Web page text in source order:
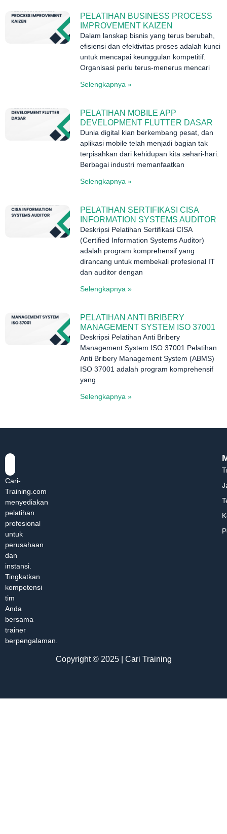
PELATIHAN BUSINESS PROCESS
IMPROVEMENT KAIZEN
Dalam lanskap bisnis yang terus berubah,
efisiensi dan efektivitas proses adalah kunci
untuk mencapai keunggulan kompetitif.
Organisasi perlu terus-menerus mencari
Selengkapnya »
PELATIHAN MOBILE APP
DEVELOPMENT FLUTTER DASAR
Dunia digital kian berkembang pesat, dan
aplikasi mobile telah menjadi bagian tak
terpisahkan dari kehidupan kita sehari-hari.
Berbagai industri memanfaatkan
Selengkapnya »
PELATIHAN SERTIFIKASI CISA
INFORMATION SYSTEMS AUDITOR
Deskripsi Pelatihan Sertifikasi CISA
(Certified Information Systems Auditor)
adalah program komprehensif yang
dirancang untuk membekali profesional IT
dan auditor dengan
Selengkapnya »
PELATIHAN ANTI BRIBERY
MANAGEMENT SYSTEM ISO 37001
Deskripsi Pelatihan Anti Bribery
Management System ISO 37001 Pelatihan
Anti Bribery Management System (ABMS)
ISO 37001 adalah program komprehensif
yang
Selengkapnya »
Cari-
Training.com
menyediakan
pelatihan
profesional
untuk
perusahaan
dan
instansi.
Tingkatkan
kompetensi
tim
Anda
bersama
trainer
berpengalaman.
Copyright © 2025 | Cari Training